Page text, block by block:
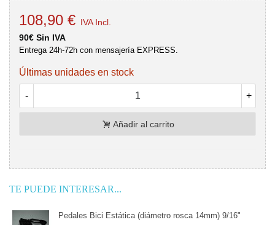
108,90 € IVA Incl.
90€ Sin IVA
Entrega 24h-72h con mensajería EXPRESS.
Últimas unidades en stock
- +
Añadir al carrito
TE PUEDE INTERESAR...
(diámetro rosca 14mm) 9/16" Pedales Bici